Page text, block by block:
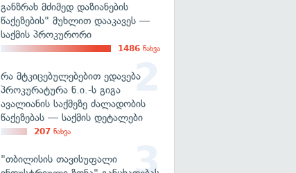
განზრახ მძიმედ დაზიანების
წაქეზების" მუხლით დააკავეს —
საქმის პროკურორი
1486 ნახვა
რა მტკიცებულებებით ედავება
პროკურატურა ნ.ი.-ს გიგა
ავალიანის საქმეზე ძალადობის
წაქეზებას — საქმის დეტალები
207 ნახვა
"თბილისის თავისუფალი